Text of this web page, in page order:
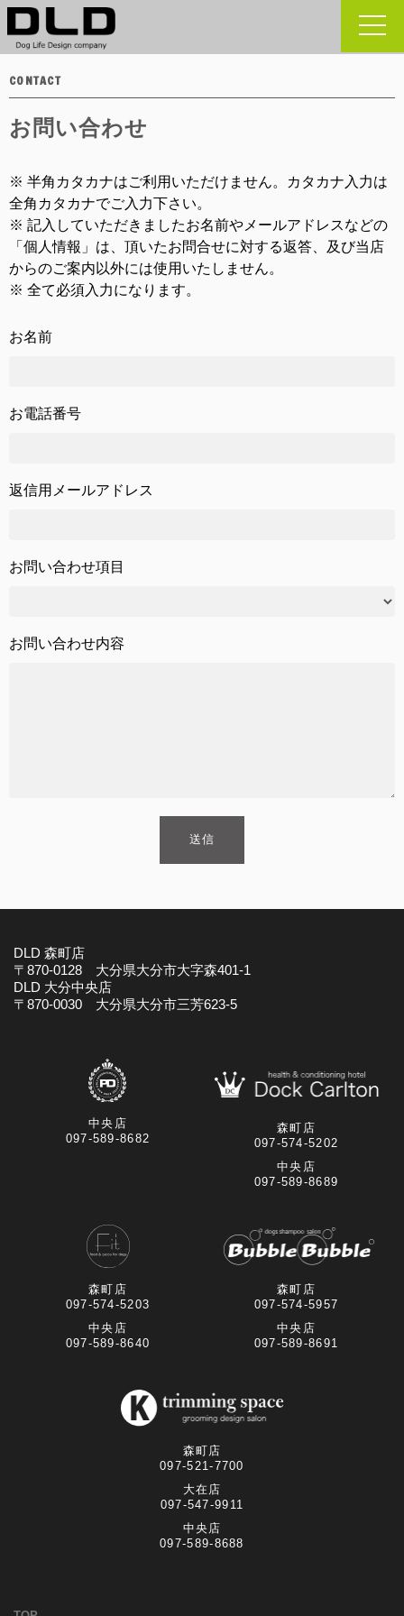
CONTACT
お問い合わせ
※ 半角カタカナはご利用いただけません。カタカナ入力は
全角カタカナでご入力下さい。
※ 記入していただきましたお名前やメールアドレスなどの
「個人情報」は、頂いたお問合せに対する返答、及び当店
からのご案内以外には使用いたしません。
※ 全て必須入力になります。
お名前
お電話番号
返信用メールアドレス
お問い合わせ項目
お問い合わせ内容
DLD 森町店
〒870-0128 大分県大分市大字森401-1
DLD 大分中央店
〒870-0030 大分県大分市三芳623-5
中央店
097-589-8682
森町店
097-574-5202
中央店
097-589-8689
森町店
097-574-5203
中央店
097-589-8640
森町店
097-574-5957
中央店
097-589-8691
森町店
097-521-7700
大在店
097-547-9911
中央店
097-589-8688
toggle